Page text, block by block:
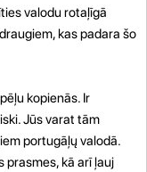
valodu rotaļīgā
kas padara šo
kopienās. Ir
Jūs varat tām
portugāļų valodā.
prasmes, kā arī ļauj